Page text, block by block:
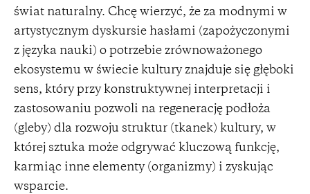
świat naturalny. Chcę wierzyć, że za modnymi w
artystycznym dyskursie hasłami (zapożyczonymi
z języka nauki) o potrzebie zrównoważonego
ekosystemu w świecie kultury znajduje się głęboki
sens, który przy konstruktywnej interpretacji i
zastosowaniu pozwoli na regenerację podłoża
(gleby) dla rozwoju struktur (tkanek) kultury, w
której sztuka może odgrywać kluczową funkcję,
karmiąc inne elementy (organizmy) i zyskując
wsparcie.